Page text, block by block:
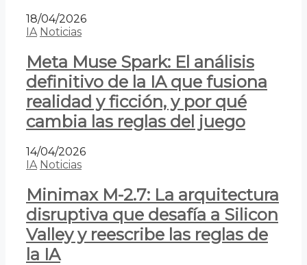
18/04/2026
IA Noticias
Meta Muse Spark: El análisis
definitivo de la IA que fusiona
realidad y ficción, y por qué
cambia las reglas del juego
14/04/2026
IA Noticias
Minimax M-2.7: La arquitectura
disruptiva que desafía a Silicon
Valley y reescribe las reglas de
la IA